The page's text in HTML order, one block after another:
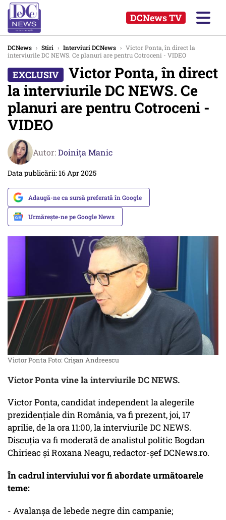
DCNews TV
DCNews › Stiri › Interviuri DCNews › Victor Ponta, în direct la
interviurile DC NEWS. Ce planuri are pentru Cotroceni - VIDEO
Victor Ponta, în direct
la interviurile DC NEWS. Ce
planuri are pentru Cotroceni -
VIDEO
Autor:Doinița Manic
Data publicării: 16 Apr 2025
Adaugă-ne ca sursă preferată în Google
Urmărește-ne pe Google News
Victor Ponta Foto: Crișan Andreescu
Victor Ponta vine la interviurile DC NEWS.
Victor Ponta, candidat independent la alegerile
prezidențiale din România, va fi prezent, joi, 17
aprilie, de la ora 11:00, la interviurile DC NEWS.
Discuția va fi moderată de analistul politic Bogdan
Chirieac și Roxana Neagu, redactor-șef DCNews.ro.
În cadrul interviului vor fi abordate următoarele
teme:
- Avalanșa de lebede negre din campanie;